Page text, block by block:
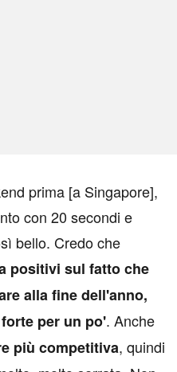
prima [a Singapore],
con 20 secondi e
bello. Credo che
positivi sul fatto che
alla fine dell'anno,
per un po'. Anche
più competitiva, quindi